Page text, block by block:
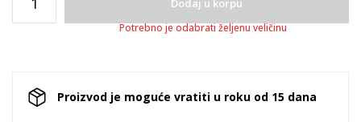
Dodaj u korpu
Potrebno je odabrati željenu veličinu
Proizvod je moguće vratiti u roku od 15 dana